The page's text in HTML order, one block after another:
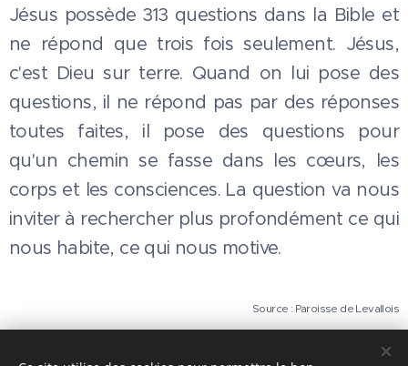
Jésus possède 313 questions dans la Bible et
ne répond que trois fois seulement. Jésus,
c'est Dieu sur terre. Quand on lui pose des
questions, il ne répond pas par des réponses
toutes faites, il pose des questions pour
qu'un chemin se fasse dans les cœurs, les
corps et les consciences. La question va nous
inviter à rechercher plus profondément ce qui
nous habite, ce qui nous motive.
Source : Paroisse de Levallois